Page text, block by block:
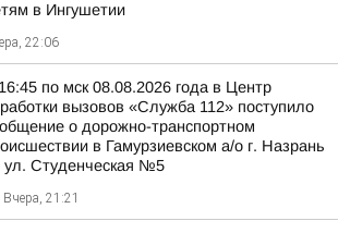
в Ингушетии
22:06
по мск 08.08.2026 года в Центр
вызовов «Служба 112» поступило
о дорожно-транспортном
в Гамурзиевском а/о г. Назрань
ул. Студенческая №5
Вчера, 21:21